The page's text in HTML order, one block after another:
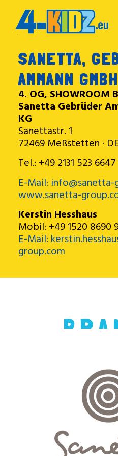
SANETTA,
AMMANN
4. OG, SHOWROOM
Sanetta Gebrüder
KG
Sanettastr. 1
72469 Meßstetten ·
Tel.: +49 2131 523 6647
E-Mail:
www.sanetta-
Kerstin Hesshaus
Mobil: +49 1520 8690
E-Mail:
group.com